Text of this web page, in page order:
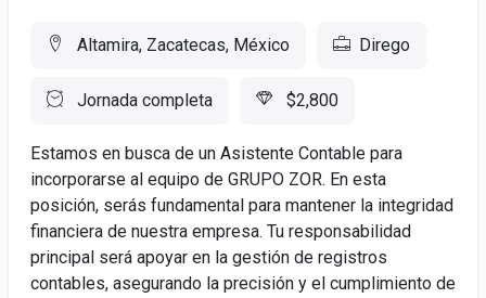
Altamira, Zacatecas, México Dirego
Jornada completa $2,800
Estamos en busca de un Asistente Contable para
incorporarse al equipo de GRUPO ZOR. En esta
posición, serás fundamental para mantener la integridad
financiera de nuestra empresa. Tu responsabilidad
principal será apoyar en la gestión de registros
contables, asegurando la precisión y el cumplimiento de